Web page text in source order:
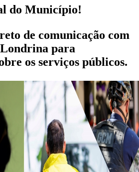
do Município!
de comunicação com
para
os serviços públicos.